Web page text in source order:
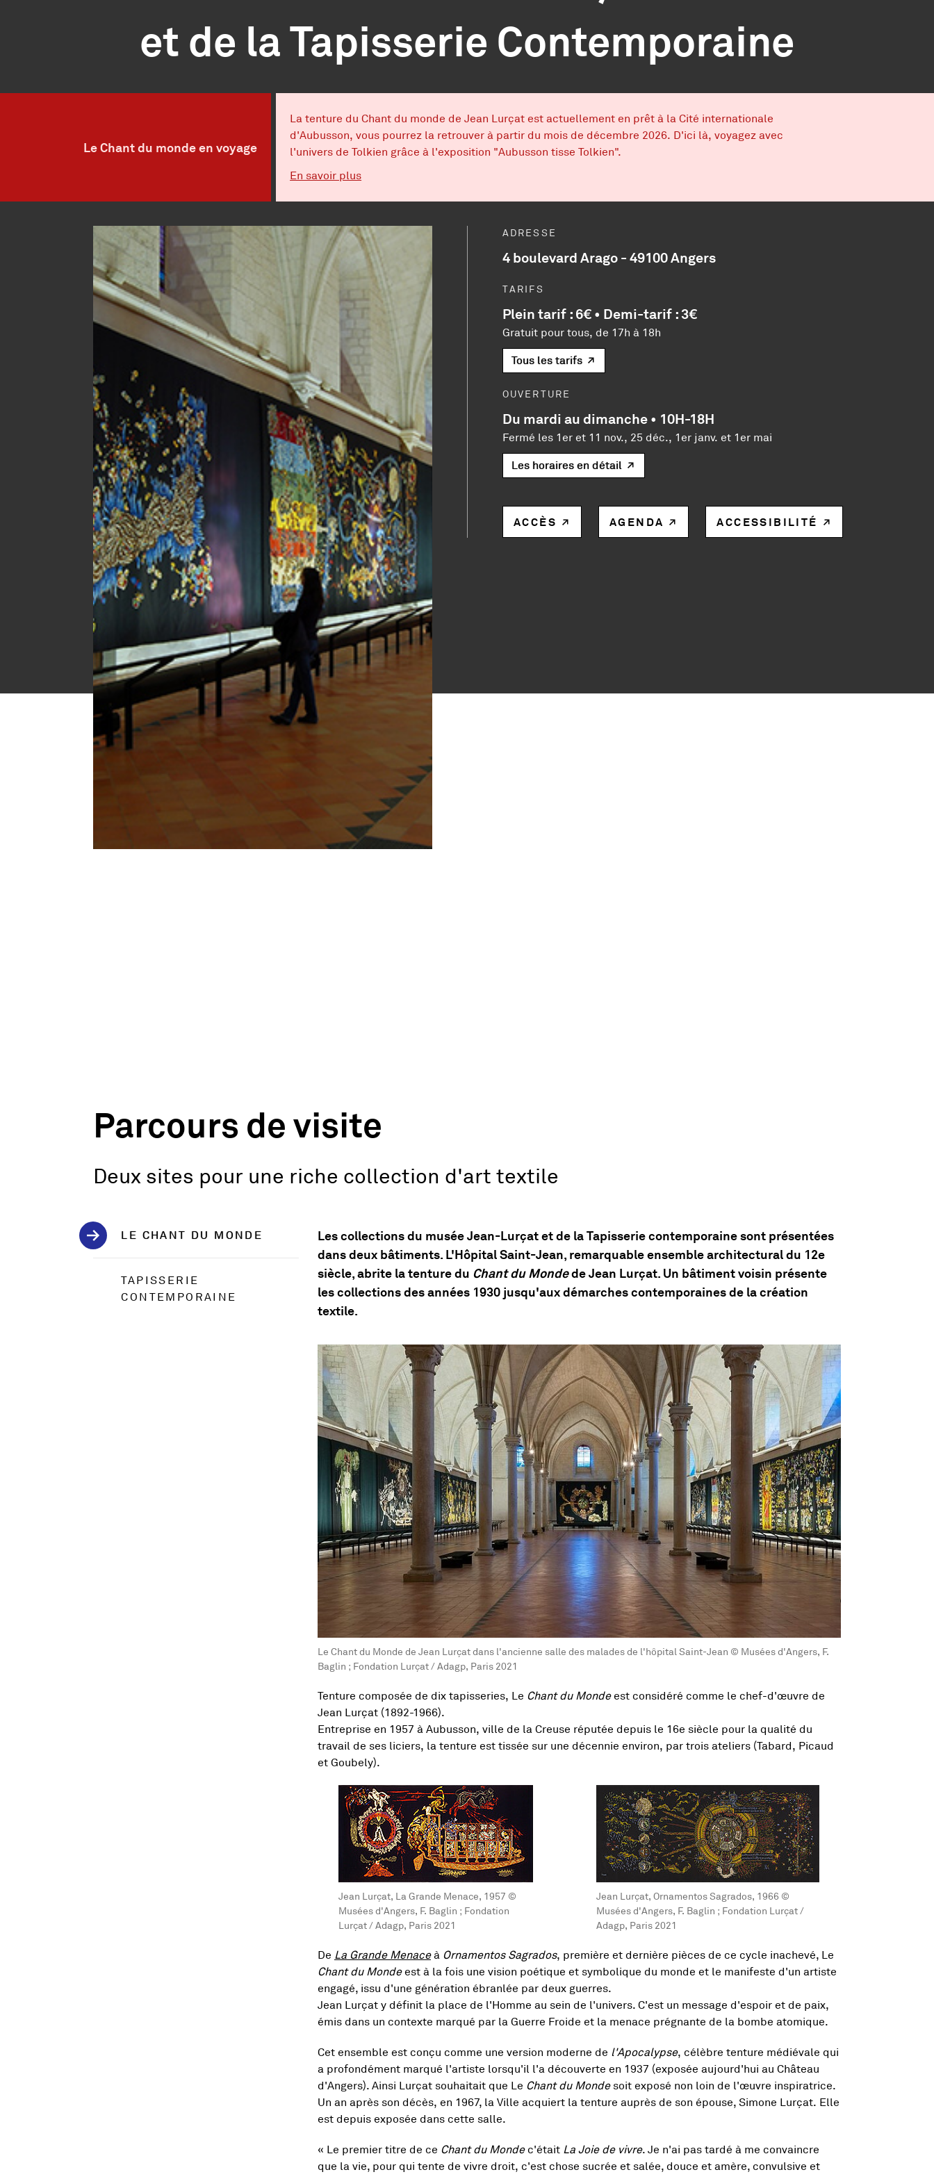
et de la Tapisserie Contemporaine
Information importante
Le Chant du monde en voyage
La tenture du Chant du monde de Jean Lurçat est actuellement en prêt à la Cité internationale
d'Aubusson, vous pourrez la retrouver à partir du mois de décembre 2026. D'ici là, voyagez avec
l'univers de Tolkien grâce à l'exposition "Aubusson tisse Tolkien".
En savoir plussur Le Chant du monde en voyage
Infos pratiques ADRESSE
4 boulevard Arago - 49100 Angers
TARIFS
Plein tarif : 6€ • Demi-tarif : 3€
Gratuit pour tous, de 17h à 18h
Tous les tarifs
OUVERTURE
Du mardi au dimanche • 10H-18H
Fermé les 1er et 11 nov., 25 déc., 1er janv. et 1er mai
Les horaires en détail
ACCÈS AGENDA ACCESSIBILITÉ
Parcours de visite
Deux sites pour une riche collection d'art textile
LE CHANT DU MONDE
TAPISSERIE
CONTEMPORAINE
Le chant du monde
Les collections du musée Jean-Lurçat et de la Tapisserie contemporaine sont présentées
dans deux bâtiments. L'Hôpital Saint-Jean, remarquable ensemble architectural du 12e
siècle, abrite la tenture du Chant du Mondede Jean Lurçat. Un bâtiment voisin présente
les collections des années 1930 jusqu'aux démarches contemporaines de la création
textile.
Le Chant du Monde de Jean Lurçat dans l'ancienne salle des malades de l'hôpital Saint-Jean © Musées d'Angers, F.
Baglin ; Fondation Lurçat / Adagp, Paris 2021
Tenture composée de dix tapisseries, Le Chant du Mondeest considéré comme le chef-d'œuvre de
Jean Lurçat (1892-1966).
Entreprise en 1957 à Aubusson, ville de la Creuse réputée depuis le 16e siècle pour la qualité du
travail de ses liciers, la tenture est tissée sur une décennie environ, par trois ateliers (Tabard, Picaud
et Goubely).
Jean Lurçat, La Grande Menace, 1957 ©
Musées d'Angers, F. Baglin ; Fondation
Lurçat / Adagp, Paris 2021
Jean Lurçat, Ornamentos Sagrados, 1966 ©
Musées d'Angers, F. Baglin ; Fondation Lurçat /
Adagp, Paris 2021
De La Grande Menaceà Ornamentos Sagrados, première et dernière pièces de ce cycle inachevé, Le
Chant du Mondeest à la fois une vision poétique et symbolique du monde et le manifeste d'un artiste
engagé, issu d'une génération ébranlée par deux guerres.
Jean Lurçat y définit la place de l'Homme au sein de l'univers. C'est un message d'espoir et de paix,
émis dans un contexte marqué par la Guerre Froide et la menace prégnante de la bombe atomique.
Cet ensemble est conçu comme une version moderne de l'Apocalypse, célèbre tenture médiévale qui
a profondément marqué l'artiste lorsqu'il l'a découverte en 1937 (exposée aujourd'hui au Château
d'Angers). Ainsi Lurçat souhaitait que Le Chant du Mondesoit exposé non loin de l'œuvre inspiratrice.
Un an après son décès, en 1967, la Ville acquiert la tenture auprès de son épouse, Simone Lurçat. Elle
est depuis exposée dans cette salle.
« Le premier titre de ce Chant du Mondec'était La Joie de vivre. Je n'ai pas tardé à me convaincre
que la vie, pour qui tente de vivre droit, c'est chose sucrée et salée, douce et amère, convulsive et